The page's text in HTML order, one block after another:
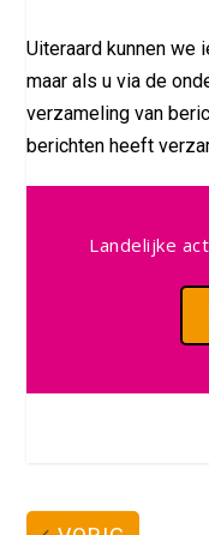
Uiteraard kunnen we
maar als u via de
verzameling van
berichten heeft
Landelijke